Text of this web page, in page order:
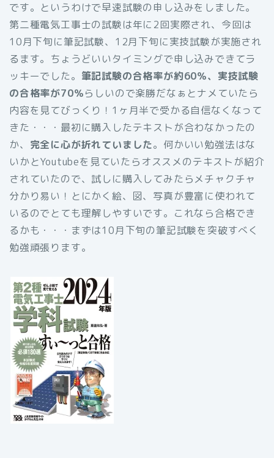
です。というわけで早速試験の申し込みをしました。
第二種電気工事士の試験は年に2回実際され、今回は
10月下旬に筆記試験、12月下旬に実技試験が実施され
るます。ちょうどいいタイミングで申し込みできてラ
ッキーでした。 筆記試験の合格率が約60％、実技試験
の合格率が70％らしいので楽勝だなぁとナメていたら
内容を見てびっくり！1ヶ月半で受かる自信なくなって
きた・・・最初に購入したテキストが合わなかったの
か、 完全に心が折れていました。何かいい勉強法はな
いかとYoutubeを見ていたらオススメのテキストが紹介
されていたので、試しに購入してみたらメチャクチャ
分かり易い！とにかく絵、図、写真が豊富に使われて
いるのでとても理解しやすいです。これなら合格でき
るかも・・・まずは10月下旬の筆記試験を突破すべく
勉強頑張ります。